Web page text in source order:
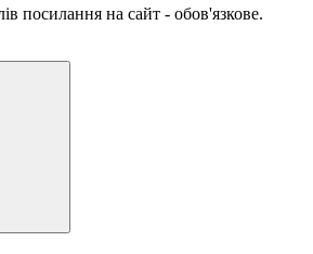
посилання на сайт - обов'язкове.